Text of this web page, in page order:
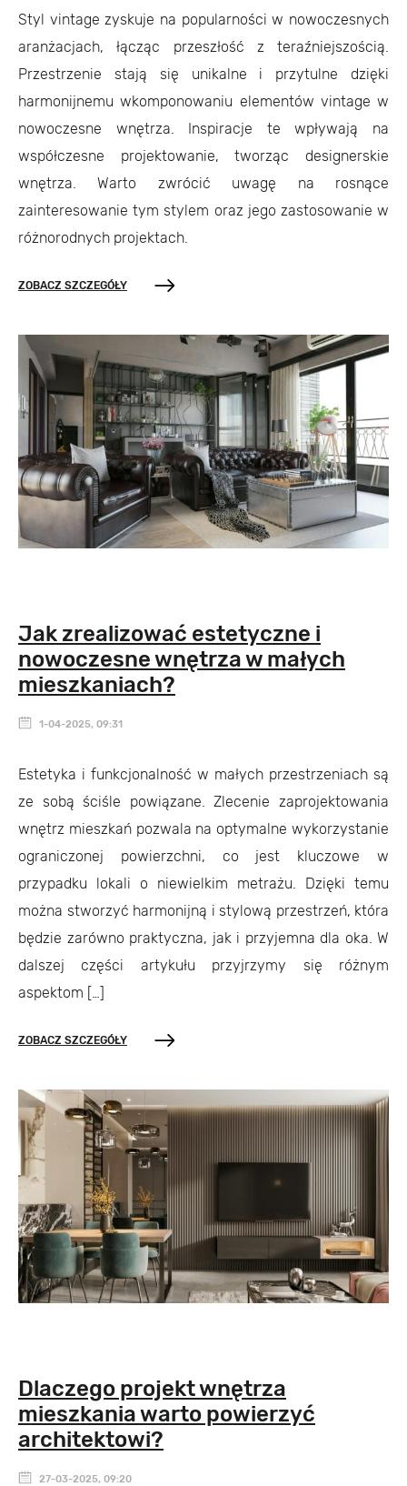
Styl vintage zyskuje na popularności w nowoczesnych
aranżacjach, łącząc przeszłość z teraźniejszością.
Przestrzenie stają się unikalne i przytulne dzięki
harmonijnemu wkomponowaniu elementów vintage w
nowoczesne wnętrza. Inspiracje te wpływają na
współczesne projektowanie, tworząc designerskie
wnętrza. Warto zwrócić uwagę na rosnące
zainteresowanie tym stylem oraz jego zastosowanie w
różnorodnych projektach.
ZOBACZ SZCZEGÓŁY
Jak zrealizować estetyczne i
nowoczesne wnętrza w małych
mieszkaniach?
1-04-2025, 09:31
Estetyka i funkcjonalność w małych przestrzeniach są
ze sobą ściśle powiązane. Zlecenie zaprojektowania
wnętrz mieszkań pozwala na optymalne wykorzystanie
ograniczonej powierzchni, co jest kluczowe w
przypadku lokali o niewielkim metrażu. Dzięki temu
można stworzyć harmonijną i stylową przestrzeń, która
będzie zarówno praktyczna, jak i przyjemna dla oka. W
dalszej części artykułu przyjrzymy się różnym
aspektom […]
ZOBACZ SZCZEGÓŁY
Dlaczego projekt wnętrza
mieszkania warto powierzyć
architektowi?
27-03-2025, 09:20